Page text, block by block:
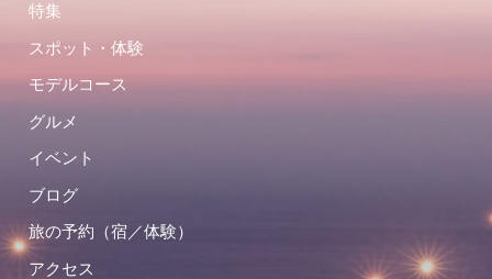
特集
スポット・体験
モデルコース
グルメ
イベント
ブログ
旅の予約（宿／体験）
アクセス